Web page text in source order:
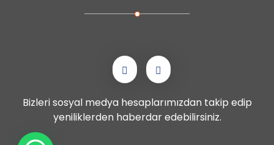
Bizleri sosyal medya hesaplarımızdan takip edip
yeniliklerden haberdar edebilirsiniz.